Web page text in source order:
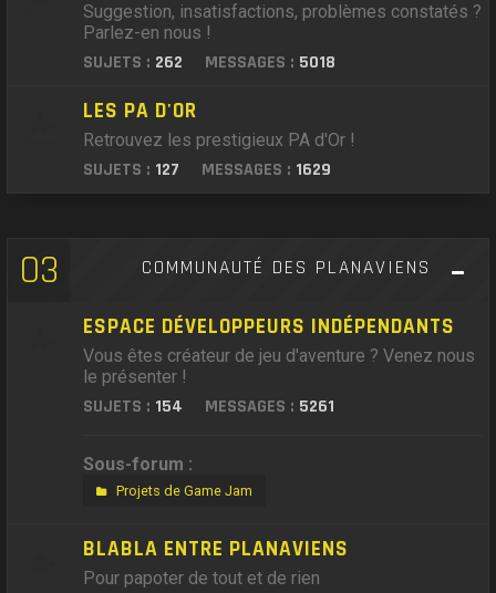
Suggestion, insatisfactions, problèmes constatés ?
Parlez-en nous !
SUJETS : 262 MESSAGES : 5018
LES PA D'OR
Retrouvez les prestigieux PA d'Or !
SUJETS : 127 MESSAGES : 1629
03 COMMUNAUTÉ DES PLANAVIENS
ESPACE DÉVELOPPEURS INDÉPENDANTS
Vous êtes créateur de jeu d'aventure ? Venez nous
le présenter !
SUJETS : 154 MESSAGES : 5261
Sous-forum :
Projets de Game Jam
BLABLA ENTRE PLANAVIENS
Pour papoter de tout et de rien